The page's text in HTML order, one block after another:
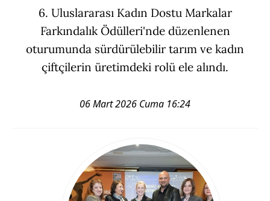
6. Uluslararası Kadın Dostu Markalar
Farkındalık Ödülleri'nde düzenlenen
oturumunda sürdürülebilir tarım ve kadın
çiftçilerin üretimdeki rolü ele alındı.
06 Mart 2026 Cuma 16:24